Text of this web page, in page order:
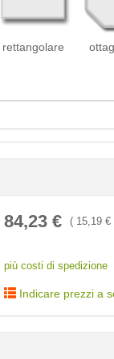
rettangolare
84,23€ ( 15,19€
più costi di spedizione
Indicare prezzi a
< /picture>